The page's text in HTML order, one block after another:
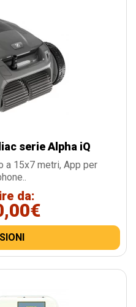
serie Alpha iQ
a 15x7 metri, App per
da: